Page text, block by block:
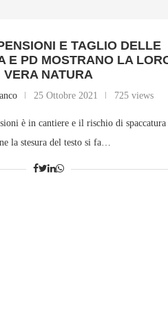
E TAGLIO DELLE
E PD MOSTRANO LA
VERA NATURA
25 Ottobre 2021 725 views
è in cantiere e il rischio di spaccatura
la stesura del testo si fa…